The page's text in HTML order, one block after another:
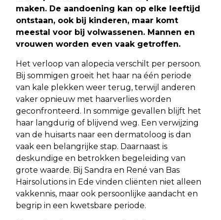
maken. De aandoening kan op elke leeftijd
ontstaan, ook bij kinderen, maar komt
meestal voor bij volwassenen. Mannen en
vrouwen worden even vaak getroffen.
Het verloop van alopecia verschilt per persoon.
Bij sommigen groeit het haar na één periode
van kale plekken weer terug, terwijl anderen
vaker opnieuw met haarverlies worden
geconfronteerd. In sommige gevallen blijft het
haar langdurig of blijvend weg. Een verwijzing
van de huisarts naar een dermatoloog is dan
vaak een belangrijke stap. Daarnaast is
deskundige en betrokken begeleiding van
grote waarde. Bij Sandra en René van Bas
Hairsolutions in Ede vinden cliënten niet alleen
vakkennis, maar ook persoonlijke aandacht en
begrip in een kwetsbare periode.